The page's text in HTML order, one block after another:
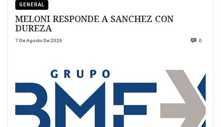
GENERAL
MELONI RESPONDE A SANCHEZ CON
DUREZA
7 De Agosto De 2026 0